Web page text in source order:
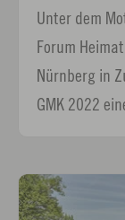
Unter dem
Forum
Nürnberg in
GMK 2022